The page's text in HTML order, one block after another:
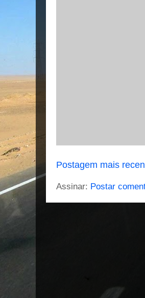
Postagem mais
Assinar: Postar